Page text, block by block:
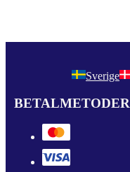
Sverige
BETALMETODER